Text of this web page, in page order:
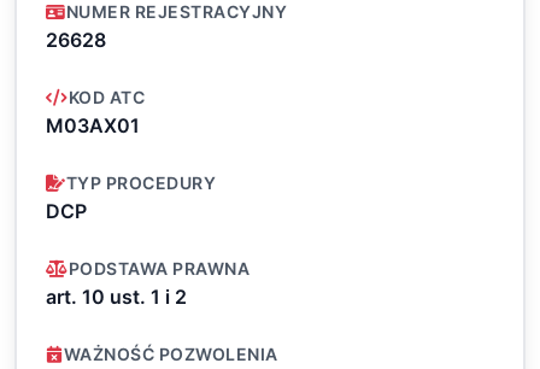
NUMER REJESTRACYJNY
26628
KOD ATC
M03AX01
TYP PROCEDURY
DCP
PODSTAWA PRAWNA
art. 10 ust. 1 i 2
WAŻNOŚĆ POZWOLENIA